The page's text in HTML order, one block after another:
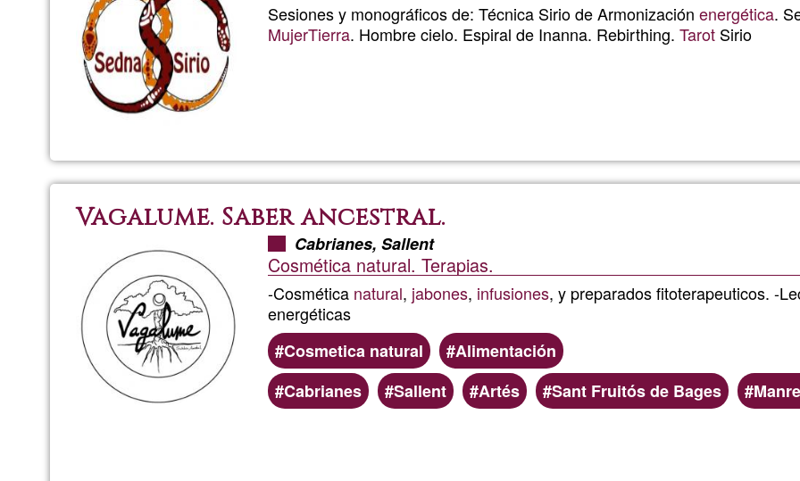
Sesiones y monográficos de: Técnica Sirio de Armonización energética.
MujerTierra. Hombre cielo. Espiral de Inanna. Rebirthing. Tarot Sirio
Sirio.
Vagalume. Saber ancestral.
Cabrianes, Sallent
Cosmética natural. Terapias.
-Cosmética natural, jabones, infusiones, y preparados fitoterapeuticos. -
energéticas
Cosmetica natural
Alimentación
Cabrianes
Sallent Artés Sant Fruitós de Bages